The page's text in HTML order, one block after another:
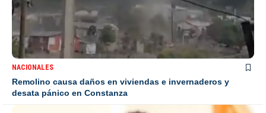
NACIONALES
Remolino causa daños en viviendas e invernaderos y
desata pánico en Constanza